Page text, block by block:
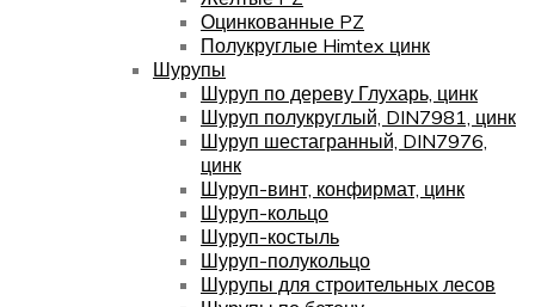
Оцинкованные PZ
Полукруглые Himtex цинк
Шурупы
Шуруп по дереву Глухарь, цинк
Шуруп полукруглый, DIN7981, цинк
Шуруп шестагранный, DIN7976,
цинк
Шуруп-винт, конфирмат, цинк
Шуруп-кольцо
Шуруп-костыль
Шуруп-полукольцо
Шурупы для строительных лесов